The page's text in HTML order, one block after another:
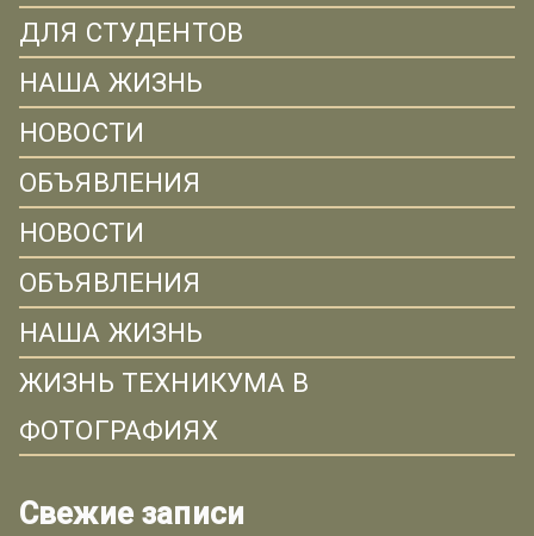
ДЛЯ СТУДЕНТОВ
НАША ЖИЗНЬ
НОВОСТИ
ОБЪЯВЛЕНИЯ
НОВОСТИ
ОБЪЯВЛЕНИЯ
НАША ЖИЗНЬ
ЖИЗНЬ ТЕХНИКУМА В
ФОТОГРАФИЯХ
Свежие записи